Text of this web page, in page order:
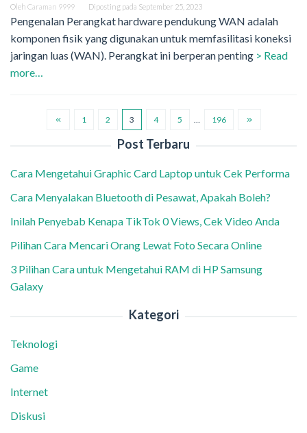
Oleh Caraman 9999 Diposting pada September 25, 2023
Pengenalan Perangkat hardware pendukung WAN adalah
komponen fisik yang digunakan untuk memfasilitasi koneksi
jaringan luas (WAN). Perangkat ini berperan penting > Read
more…
1 2 3 4 5 196
Post Terbaru
Cara Mengetahui Graphic Card Laptop untuk Cek Performa
Cara Menyalakan Bluetooth di Pesawat, Apakah Boleh?
Inilah Penyebab Kenapa TikTok 0 Views, Cek Video Anda
Pilihan Cara Mencari Orang Lewat Foto Secara Online
3 Pilihan Cara untuk Mengetahui RAM di HP Samsung
Galaxy
Kategori
Teknologi
Game
Internet
Diskusi